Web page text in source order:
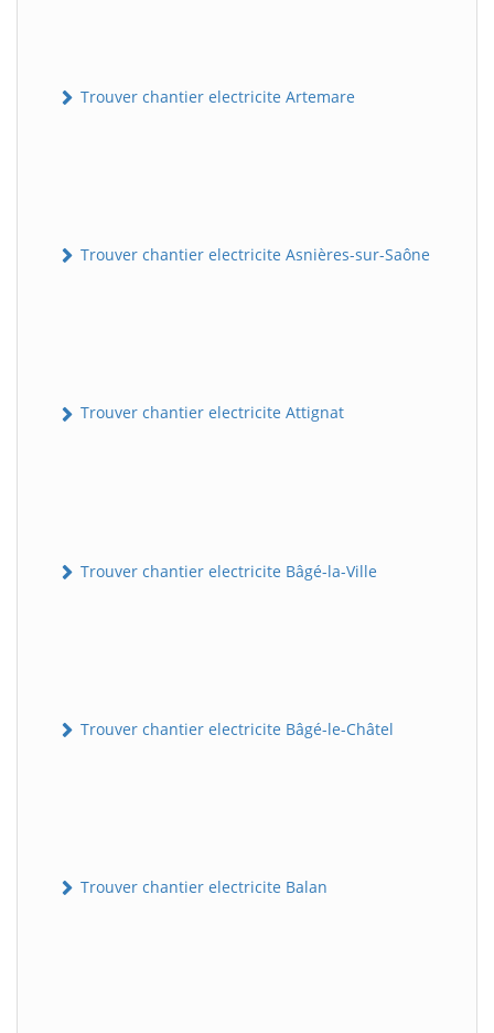
Trouver chantier electricite Artemare
Trouver chantier electricite Asnières-sur-Saône
Trouver chantier electricite Attignat
Trouver chantier electricite Bâgé-la-Ville
Trouver chantier electricite Bâgé-le-Châtel
Trouver chantier electricite Balan